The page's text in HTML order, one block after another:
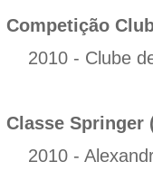
Competição
2010 - Clube
Classe Springer
2010 -